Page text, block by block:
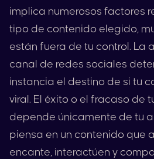
implica numerosos factores
tipo de contenido elegido,
están fuera de tu control. La
canal de redes sociales
instancia el destino de si tu
viral. El éxito o el fracaso de
depende únicamente de tu
piensa en un contenido que
encante, interactúen y